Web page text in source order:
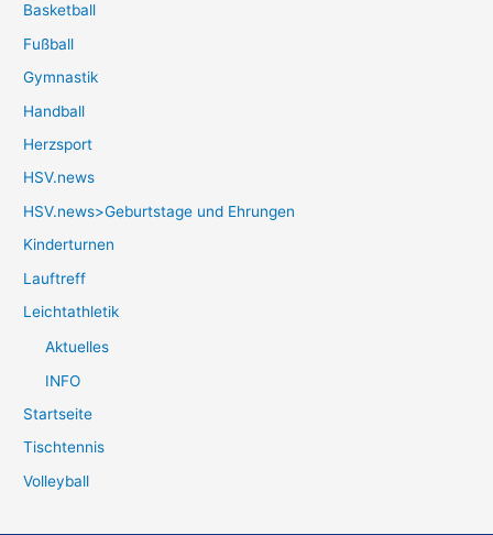
Basketball
Fußball
Gymnastik
Handball
Herzsport
HSV.news
HSV.news>Geburtstage und Ehrungen
Kinderturnen
Lauftreff
Leichtathletik
Aktuelles
INFO
Startseite
Tischtennis
Volleyball